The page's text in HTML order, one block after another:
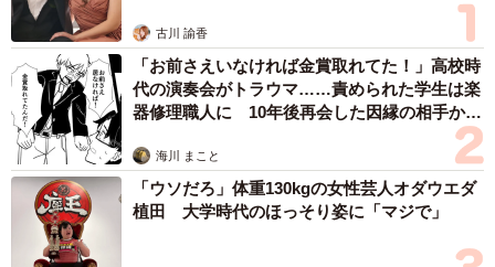
事だと感じていました」
出会ったばかりの頃の娘の印象について、ぽに豆さんは
「かわいらしく、年齢の割にしっかりしていた」と語りま
す。小学生だったのに受け答えがハキハキしていたのが印
象的だったとのこと。
その後、ぽに豆さんは夫と再婚し、夫は親権を得て、親子
としての生活が始まります。すると、娘の印象が変化して
古川 諭香
「お前さえいなければ金賞取れてた！」高校時
代の演奏会がトラウマ……責められた学生は楽
器修理職人に 10年後再会した因縁の相手から
海川 まこと
「ウソだろ」体重130kgの女性芸人オダウエダ
植田 大学時代のほっそり姿に「マジで」